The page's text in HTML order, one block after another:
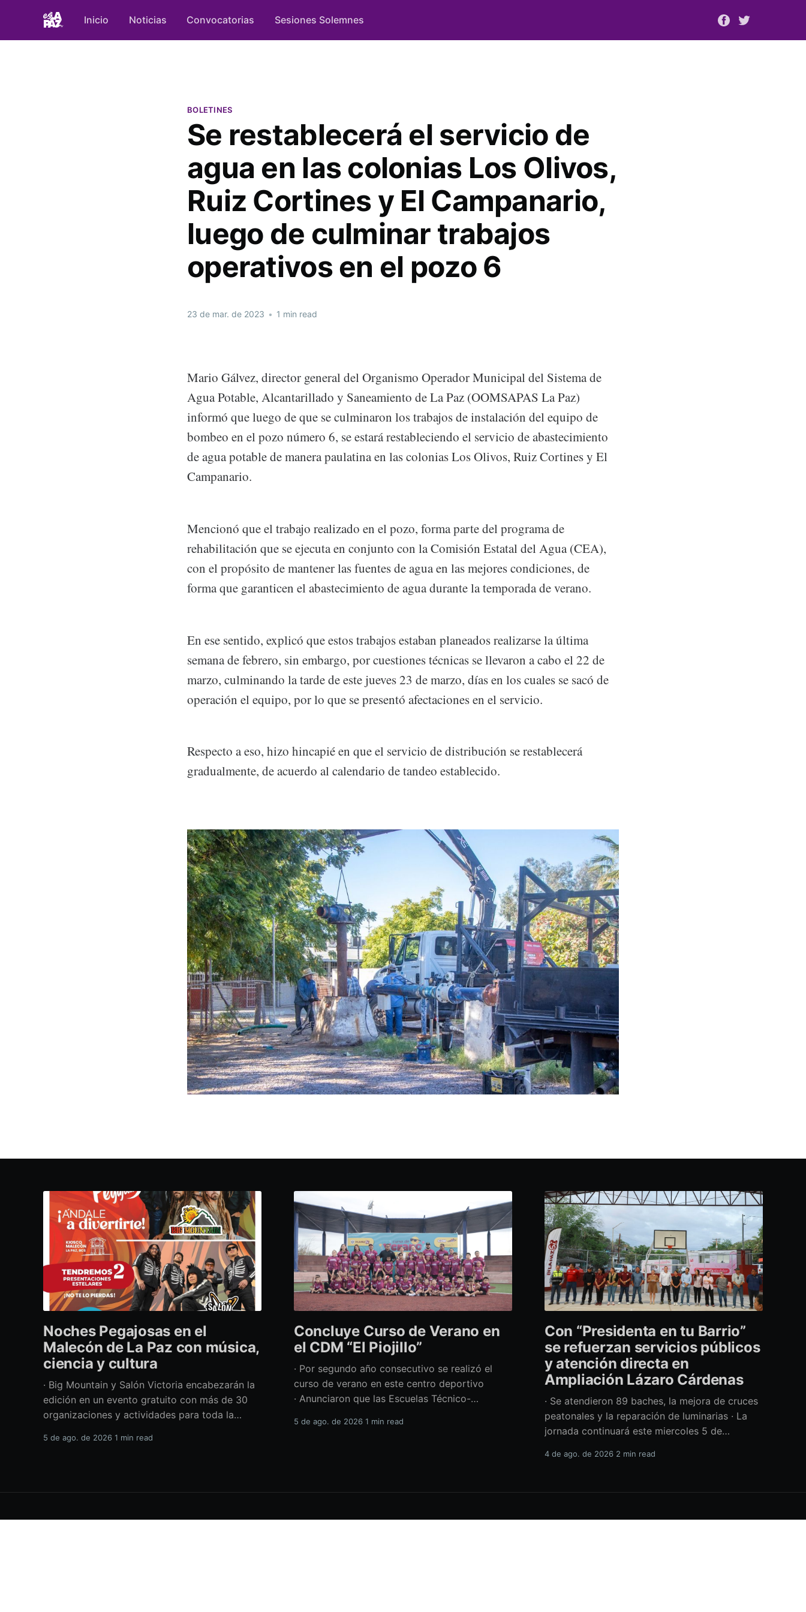
Inicio Noticias Convocatorias Sesiones Solemnes
BOLETINES
Se restablecerá el servicio de
agua en las colonias Los Olivos,
Ruiz Cortines y El Campanario,
luego de culminar trabajos
operativos en el pozo 6
23 de mar. de 2023 • 1 min read
Mario Gálvez, director general del Organismo Operador Municipal del Sistema de
Agua Potable, Alcantarillado y Saneamiento de La Paz (OOMSAPAS La Paz)
informó que luego de que se culminaron los trabajos de instalación del equipo de
bombeo en el pozo número 6, se estará restableciendo el servicio de abastecimiento
de agua potable de manera paulatina en las colonias Los Olivos, Ruiz Cortines y El
Campanario.
Mencionó que el trabajo realizado en el pozo, forma parte del programa de
rehabilitación que se ejecuta en conjunto con la Comisión Estatal del Agua (CEA),
con el propósito de mantener las fuentes de agua en las mejores condiciones, de
forma que garanticen el abastecimiento de agua durante la temporada de verano.
En ese sentido, explicó que estos trabajos estaban planeados realizarse la última
semana de febrero, sin embargo, por cuestiones técnicas se llevaron a cabo el 22 de
marzo, culminando la tarde de este jueves 23 de marzo, días en los cuales se sacó de
operación el equipo, por lo que se presentó afectaciones en el servicio.
Respecto a eso, hizo hincapié en que el servicio de distribución se restablecerá
gradualmente, de acuerdo al calendario de tandeo establecido.
Noches Pegajosas en el
Malecón de La Paz con música,
ciencia y cultura
· Big Mountain y Salón Victoria encabezarán la
edición en un evento gratuito con más de 30
organizaciones y actividades para toda la
en vivo, divulgación científica y actividades
5 de ago. de 2026 1 min read
Concluye Curso de Verano en
el CDM “El Piojillo”
· Por segundo año consecutivo se realizó el
curso de verano en este centro deportivo
· Anunciaron que las Escuelas Técnico-
actividades el próximo 24 de agosto Con una
5 de ago. de 2026 1 min read
Con “Presidenta en tu Barrio”
se refuerzan servicios públicos
y atención directa en
Ampliación Lázaro Cárdenas
· Se atendieron 89 baches, la mejora de cruces
peatonales y la reparación de luminarias · La
jornada continuará este miercoles 5 de
ante la temporada de lluvias Con el retiro de
además de la atención de casi 450
4 de ago. de 2026 2 min read